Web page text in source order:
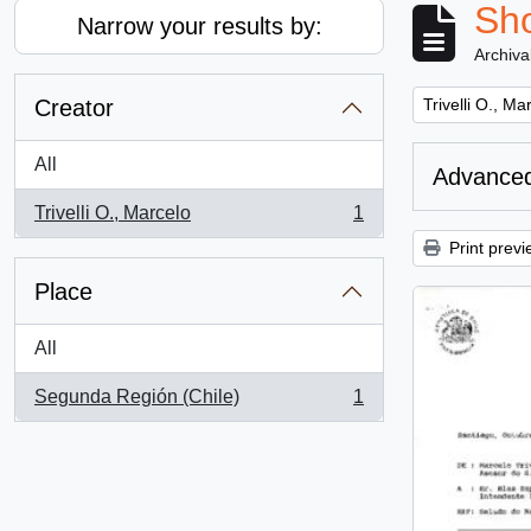
Narrow your results by:
Creator
All
Trivelli O., Marcelo
, 1 results
1
Place
All
Segunda Región (Chile)
, 1 results
1
Remove filter:
Trivelli O.,
Print